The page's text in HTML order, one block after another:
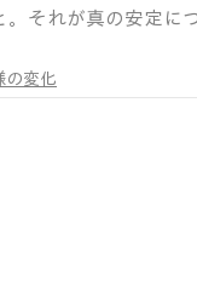
。それが真の安定に
の変化